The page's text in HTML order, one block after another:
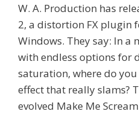
W. A. Production has
2, a distortion FX plugin
Windows. They say: In
with endless options for
saturation, where do
effect that really slams?
evolved Make Me